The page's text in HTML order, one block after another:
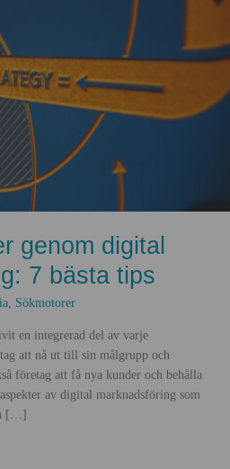
genom digital
7 bästa tips
, Sökmotorer
en integrerad del av varje
att nå ut till sin målgrupp och
företag att få nya kunder och behålla
av digital marknadsföring som
[…]